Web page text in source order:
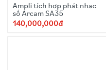
Ampli tích hợp phát nhạc
số Arcam SA35
140,000,000đ